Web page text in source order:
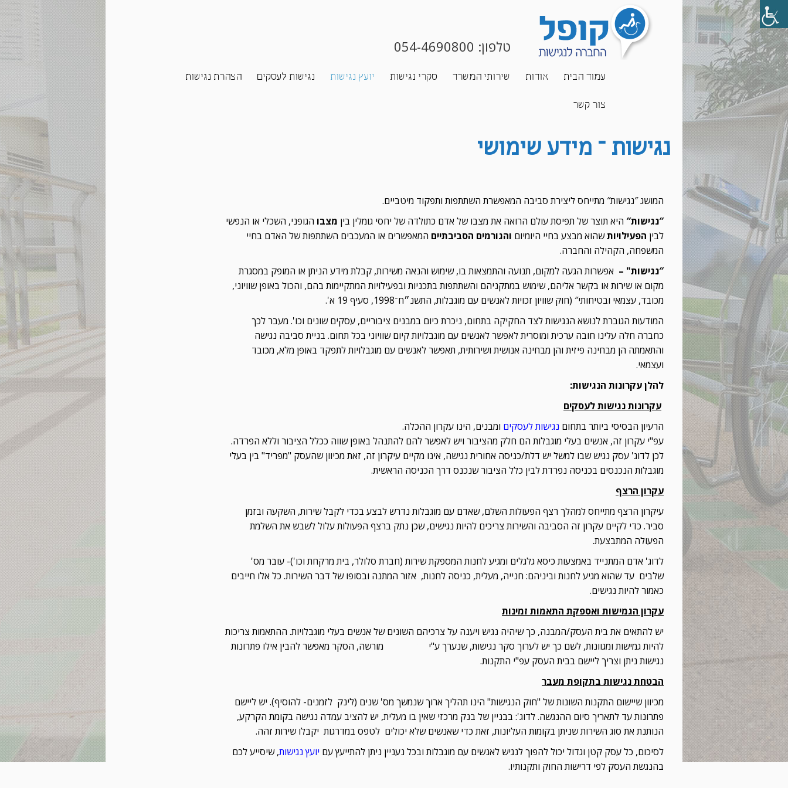
טלפון: 054-4690800
עמוד הבית אודות שירותי המשרד סקרי נגישות יועץ נגישות נגישות לעסקים הצהרת נגישות
צור קשר
נגישות – מידע שימושי
המושג ″נגישות″ מתייחס ליצירת סביבה המאפשרת השתתפות ותפקוד מיטביים.
″נגישות″ היא תוצר של תפיסת עולם הרואה את מצבו של אדם כתולדה של יחסי גומלין בין מצבו הגופני, השכלי או הנפשי
לבין הפעילויותשהוא מבצע בחיי היומיום והגורמים הסביבתיים המאפשרים או המעכבים השתתפות של האדם בחיי
המשפחה, הקהילה והחברה.
″נגישות" – אפשרות הגעה למקום, תנועה והתמצאות בו, שימוש והנאה משירות, קבלת מידע הניתן או המופק במסגרת
מקום או שירות או בקשר אליהם, שימוש במתקניהם והשתתפות בתכניות ובפעילויות המתקיימות בהם, והכול באופן שוויוני,
מכובד, עצמאי ובטיחותי″ (חוק שוויון זכויות לאנשים עם מוגבלות, התשנ״ח־1998, סעיף 19 א'.
המודעות הגוברת לנושא הנגישות לצד החקיקה בתחום, ניכרת כיום במבנים ציבוריים, עסקים שונים וכו'. מעבר לכך
כחברה חלה עלינו חובה ערכית ומוסרית לאפשר לאנשים עם מוגבלויות קיום שוויוני בכל תחום. בניית סביבה נגישה
והתאמתה הן מבחינה פיזית והן מבחינה אנושית ושירותית, תאפשר לאנשים עם מוגבלויות לתפקד באופן מלא, מכובד
ועצמאי.
להלן עקרונות הנגישות:
עקרונות נגישות לעסקים
הרעיון הבסיסי ביותר בתחום נגישות לעסקים ומבנים, הינו עקרון ההכלה.
עפ"י עקרון זה, אנשים בעלי מוגבלות הם חלק מהציבור ויש לאפשר להם להתנהל באופן שווה ככלל הציבור וללא הפרדה.
לכן לדוג' עסק נגיש שבו למשל יש דלת/כניסה אחורית נגישה, אינו מקיים עיקרון זה, זאת מכיוון שהעסק "מפריד" בין בעלי
מוגבלות הנכנסים בכניסה נפרדת לבין כלל הציבור שנכנס דרך הכניסה הראשית.
עקרון הרצף
עיקרון הרצף מתייחס למהלך רצף הפעולות השלם, שאדם עם מוגבלות נדרש לבצע בכדי לקבל שירות, השקעה ובזמן
סביר. כדי לקיים עקרון זה הסביבה והשירות צריכים להיות נגישים, שכן נתק ברצף הפעולות עלול לשבש את השלמת
הפעולה המתבצעת.
לדוג' אדם המתנייד באמצעות כיסא גלגלים ומגיע לחנות המספקת שירות (חברת סלולר, בית מרקחת וכו')- עובר מס'
שלבים עד שהוא מגיע לחנות וביניהם: חנייה, מעלית, כניסה לחנות, אזור המתנה ובסופו של דבר השירות. כל אלו חייבים
כאמור להיות נגישים.
עקרון הגמישות ואספקת התאמות זמינות
יש להתאים את בית העסק/המבנה, כך שיהיה נגיש ויענה על צרכיהם השונים של אנשים בעלי מוגבלויות. ההתאמות צריכות
להיות גמישות ומגוונות, לשם כך יש לערוך סקר נגישות, שנערך ע"י
מורשה, הסקר מאפשר להבין אילו פתרונות
נגישות ניתן וצריך ליישם בבית העסק עפ"י התקנות.
הבטחת נגישות בתקופת מעבר
מכיוון שיישום התקנות השונות של "חוק הנגישות" הינו תהליך ארוך שנמשך מס' שנים (לינק לזמנים- להוסיף). יש ליישם
פתרונות עד לתאריך סיום ההנגשה. לדוג': בבניין של בנק מרכזי שאין בו מעלית, יש להציב עמדה נגישה בקומת הקרקע,
הנותנת את סוג השירות שניתן בקומות העליונות, זאת כדי שאנשים שלא יכולים לטפס במדרגות יקבלו שירות זהה.
לסיכום, כל עסק קטן וגדול יכול להפוך לנגיש לאנשים עם מוגבלות ובכל נעניין ניתן להתייעץ עם יועץ נגישות, שיסייע לכם
בהנגשת העסק לפי דרישות החוק ותקנותיו.